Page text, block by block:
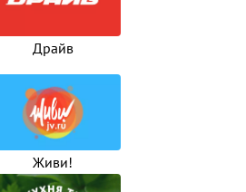
Драйв
Живи!